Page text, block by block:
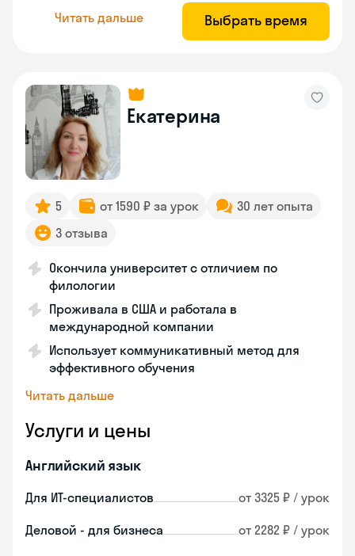
Читать дальше Выбрать время
Екатерина
5 от 1590 ₽ за урок
30 лет опыта
3 отзыва
Окончила университет с отличием по
филологии
Проживала в США и работала в
международной компании
Использует коммуникативный метод для
эффективного обучения
Читать дальше
Услуги и цены
Английский язык
Для ИТ-специалистов от 3325 ₽ / урок
Деловой - для бизнеса от 2282 ₽ / урок